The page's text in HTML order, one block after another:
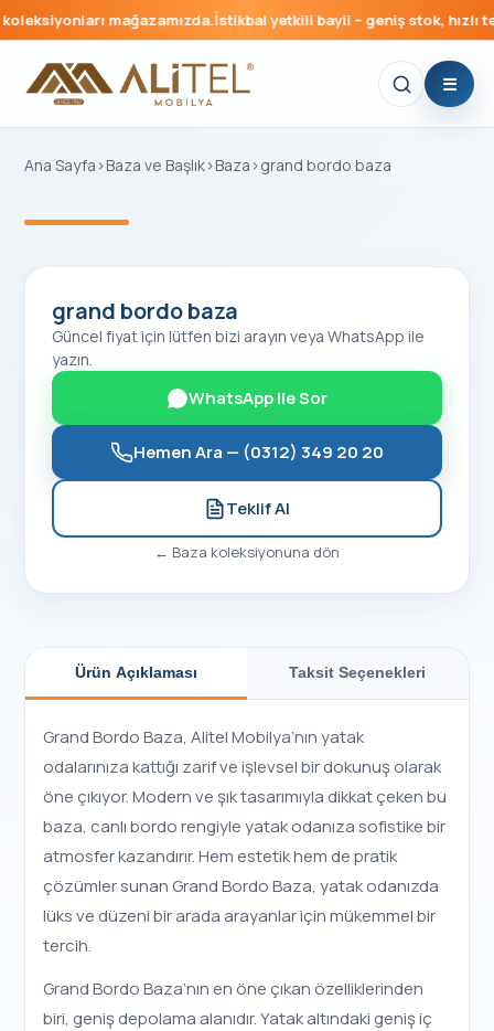
mağazamızda.İstikbal yetkili bayii – geniş stok, hızlı
Ana Sayfa ›Baza ve Başlık›Baza ›grand bordo baza
grand bordo baza
Güncel fiyat için lütfen bizi arayın veya WhatsApp ile
yazın.
WhatsApp ile Sor
Hemen Ara — (0312) 349 20 20
Teklif Al
← Baza koleksiyonuna dön
Ürün Açıklaması Taksit Seçenekleri
Grand Bordo Baza, Alitel Mobilya’nın yatak
odalarınıza kattığı zarif ve işlevsel bir dokunuş olarak
öne çıkıyor. Modern ve şık tasarımıyla dikkat çeken bu
baza, canlı bordo rengiyle yatak odanıza sofistike bir
atmosfer kazandırır. Hem estetik hem de pratik
çözümler sunan Grand Bordo Baza, yatak odanızda
lüks ve düzeni bir arada arayanlar için mükemmel bir
tercih.
Grand Bordo Baza’nın en öne çıkan özelliklerinden
biri, geniş depolama alanıdır. Yatak altındaki geniş iç